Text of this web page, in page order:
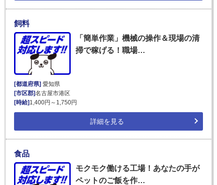
飼料
「簡単作業」機械の操作＆現場の清
掃で稼げる！職場…
[都道府県]愛知県
[市区郡]名古屋市港区
[時給]1,400円～1,750円
詳細を見る
食品
モクモク働ける工場！あなたの手が
ペットのご飯を作…